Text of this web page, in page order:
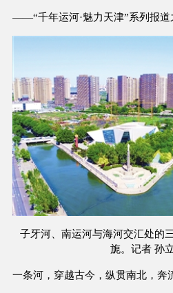
——“千年运河·魅力天津”系列报道
子牙河、南运河与海河交汇处的
旎。记者 孙
一条河，穿越古今，纵贯南北，奔